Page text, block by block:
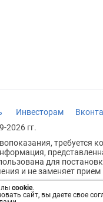
cookie.
сайт, вы даете свое
Инвесторам
2026 гг.
требуется
для
и не заменяет прием
18+